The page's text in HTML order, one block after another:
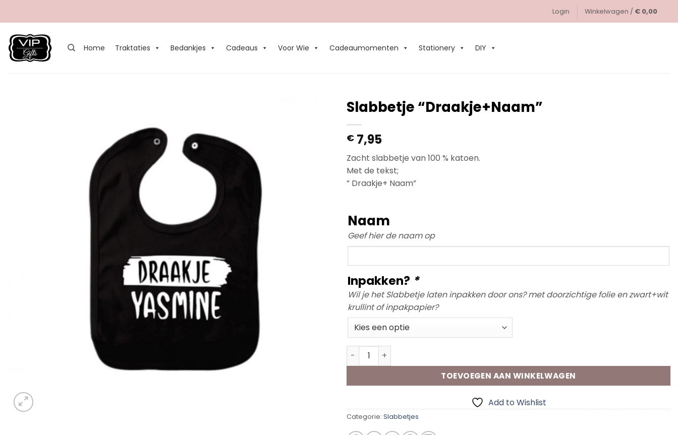
Login Winkelwagen / € 0,00
Home Traktaties Bedankjes Cadeaus Voor Wie Cadeaumomenten Stationery DIY
Slabbetje “Draakje+Naam”
€ 7,95
Zacht slabbetje van 100 % katoen.
Met de tekst;
” Draakje+ Naam”
Naam
Geef hier de naam op
Inpakken? *
Wil je het Slabbetje laten inpakken door ons? met doorzichtige folie en zwart+wit
krullint of inpakpapier?
Slabbetje "Draakje+Naam" aantal
TOEVOEGEN AAN WINKELWAGEN
Add to Wishlist
Categorie: Slabbetjes